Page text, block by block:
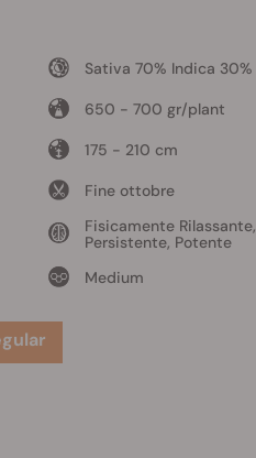
Sativa 70% Indica 30%
650 - 700 gr/plant
175 - 210 cm
Fine ottobre
Fisicamente Rilassante,
Persistente, Potente
Medium